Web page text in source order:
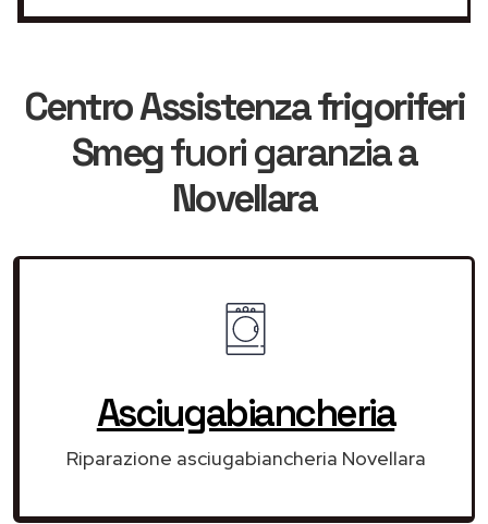
Centro Assistenza frigoriferi
Smegfuori garanziaa
Novellara
Asciugabiancheria
Riparazione asciugabiancheria Novellara